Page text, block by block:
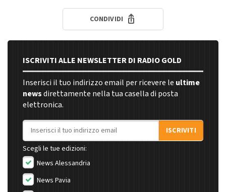
CONDIVIDI
ISCRIVITI ALLE NEWSLETTER DI RADIO GOLD
Inserisci il tuo indirizzo email per ricevere le ultime
newsdirettamente nella tua casella di posta
elettronica.
Indirizzo email
ISCRIVITI
Scegli le tue edizioni:
News Alessandria
News Pavia